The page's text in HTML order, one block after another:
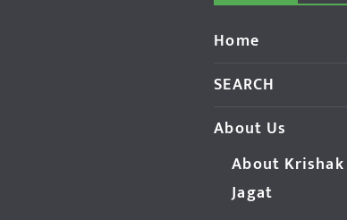
Home
SEARCH
About Us
About Krishak
Jagat